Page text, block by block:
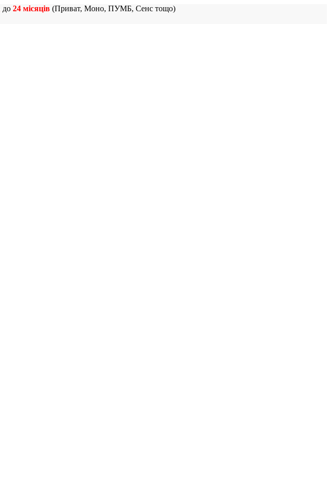
до 24 місяців(Приват, Моно, ПУМБ, Сенс тощо)